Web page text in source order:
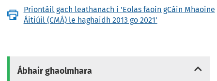
Priontáil gach leathanach i 'Eolas faoin gCáin Mhaoine
Áitiúil (CMÁ) le haghaidh 2013 go 2021'
Ábhair ghaolmhara